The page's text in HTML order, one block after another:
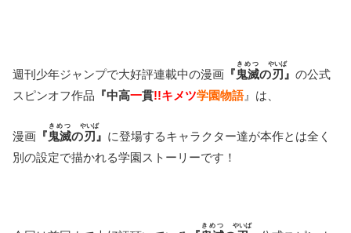
週刊少年ジャンプで大好評連載中の漫画 『鬼滅
きめつ
の刃
やいば
』 の公式
スピンオフ作品 『中高一貫!!キメツ学園物語』は、
漫画 『鬼滅
きめつ
の刃
やいば
』 に登場するキャラクター達が本作とは全く
別の設定で描かれる学園ストーリーです！
きめつ やいば